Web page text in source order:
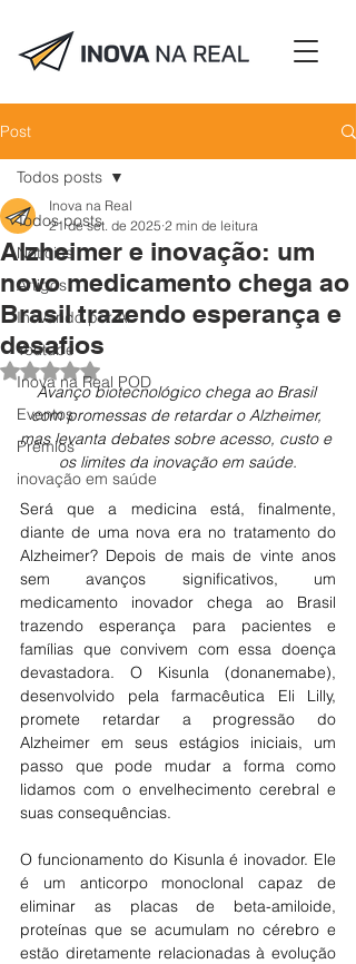
Post
Todos posts
Notícias
Artigos
Inovando por Aí
Youtube
Inova na Real POD
Eventos
Prêmios
inovação em saúde
Todos posts
Alzheimer e inovação: um
novo medicamento chega ao
Brasil trazendo esperança e
desafios
Inova na Real
21 de set. de 2025 2 min de leitura
Avaliado com NaN de 5 estrelas.
Avanço biotecnológico chega ao Brasil
com promessas de retardar o Alzheimer,
mas levanta debates sobre acesso, custo e
os limites da inovação em saúde.
Será que a medicina está, finalmente,
diante de uma nova era no tratamento do
Alzheimer? Depois de mais de vinte anos
sem avanços significativos, um
medicamento inovador chega ao Brasil
trazendo esperança para pacientes e
famílias que convivem com essa doença
devastadora. O Kisunla (donanemabe),
desenvolvido pela farmacêutica Eli Lilly,
promete retardar a progressão do
Alzheimer em seus estágios iniciais, um
passo que pode mudar a forma como
lidamos com o envelhecimento cerebral e
suas consequências.
O funcionamento do Kisunla é inovador. Ele
é um anticorpo monoclonal capaz de
eliminar as placas de beta-amiloide,
proteínas que se acumulam no cérebro e
estão diretamente relacionadas à evolução